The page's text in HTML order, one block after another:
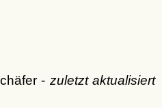
- zuletzt aktualisiert